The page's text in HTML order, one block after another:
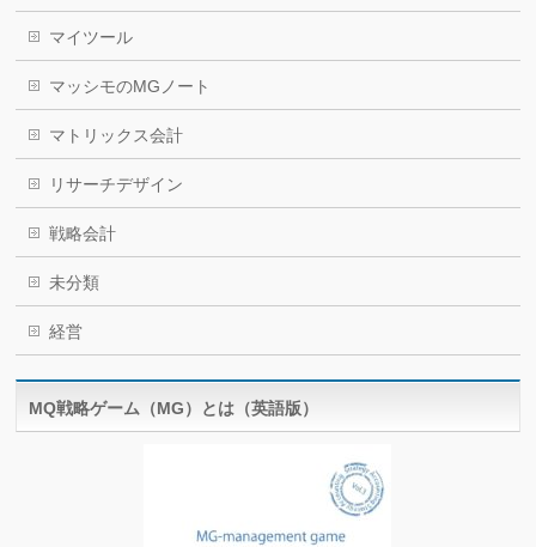
マイツール
マッシモのMGノート
マトリックス会計
リサーチデザイン
戦略会計
未分類
経営
MQ戦略ゲーム（MG）とは（英語版）